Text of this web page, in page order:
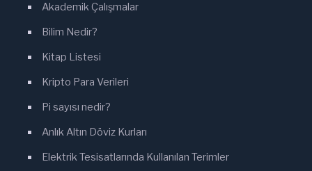
Akademik Çalışmalar
Bilim Nedir?
Kitap Listesi
Kripto Para Verileri
Pi sayısı nedir?
Anlık Altın Döviz Kurları
Elektrik Tesisatlarında Kullanılan Terimler